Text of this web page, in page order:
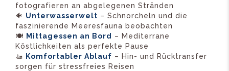
fotografieren an abgelegenen Stränden
🐠 Unterwasserwelt – Schnorcheln und die
faszinierende Meeresfauna beobachten
🍽️ Mittagessen an Bord
– Mediterrane
Köstlichkeiten als perfekte Pause
🚤 Komfortabler Ablauf – Hin- und Rücktransfer
sorgen für stressfreies Reisen